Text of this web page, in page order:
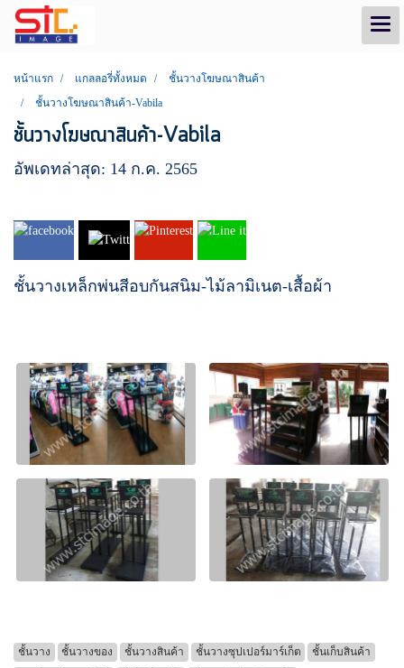
หน้าแรก แกลลอรี่ทั้งหมด
ชั้นวางโฆษณาสินค้า
ชั้นวางโฆษณาสินค้า-Vabila
ชั้นวางโฆษณาสินค้า-Vabila
อัพเดทล่าสุด: 14 ก.ค. 2565
ชั้นวางเหล็กพ่นสีอบกันสนิม-ไม้ลามิเนต-เสื้อผ้า
ชั้นวาง ชั้นวางของ ชั้นวางสินค้า ชั้นวางซุปเปอร์มาร์เก็ต
ชั้นเก็บสินค้า